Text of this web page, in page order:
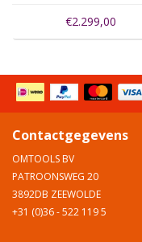
€2.299,00
Contactgegevens
OMTOOLS BV
PATROONSWEG 20
3892DB ZEEWOLDE
+31 (0)36 - 522 119 5